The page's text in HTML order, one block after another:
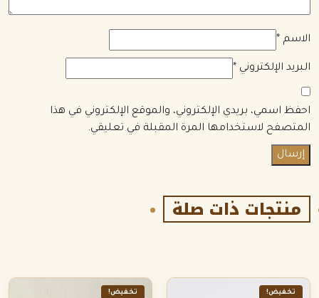
الاسم *
البريد الإلكتروني *
احفظ اسمي، بريدي الإلكتروني، والموقع الإلكتروني في هذا
المتصفح لاستخدامها المرة المقبلة في تعليقي.
منتجات ذات صلة
تخفيض! تخفيض!